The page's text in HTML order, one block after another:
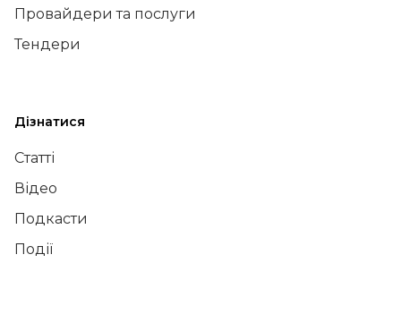
Провайдери та послуги
Тендери
Дізнатися
Статті
Відео
Подкасти
Події